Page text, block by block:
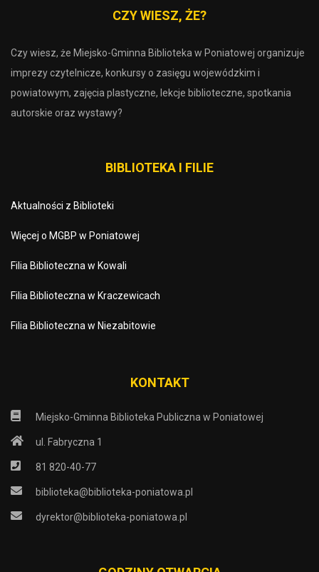
CZY WIESZ, ŻE?
Czy wiesz, że Miejsko-Gminna Biblioteka w Poniatowej organizuje
imprezy czytelnicze, konkursy o zasięgu wojewódzkim i
powiatowym, zajęcia plastyczne, lekcje biblioteczne, spotkania
autorskie oraz wystawy?
BIBLIOTEKA I FILIE
Aktualności z Biblioteki
Więcej o MGBP w Poniatowej
Filia Biblioteczna w Kowali
Filia Biblioteczna w Kraczewicach
Filia Biblioteczna w Niezabitowie
KONTAKT
Miejsko-Gminna Biblioteka Publiczna w Poniatowej
ul. Fabryczna 1
81 820-40-77
biblioteka@biblioteka-poniatowa.pl
dyrektor@biblioteka-poniatowa.pl